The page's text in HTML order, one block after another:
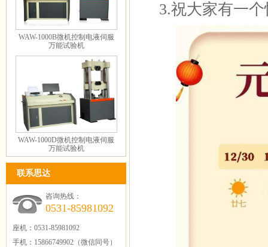
WAW-1000B微机控制电液伺服
万能试验机
WAW-1000D微机控制电液伺服
万能试验机
联系思达
咨询热线：
0531-85981092
座机：0531-85981092
手机：15866749902（微信同号）
3.祝大家有一